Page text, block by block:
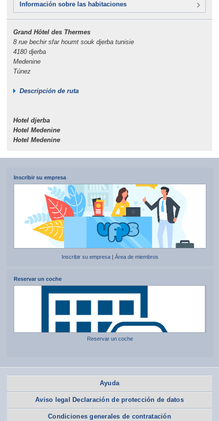
Información sobre las habitaciones
Grand Hôtel des Thermes
8 rue bechir sfar houmt souk djerba tunisie
4180 djerba
Medenine
Túnez
Descripción de ruta
Hotel djerba
Hotel Medenine
Hotel Medenine
Inscribir su empresa
Inscribir su empresa| Área de miembros
Reservar un coche
Reservar un coche
Ayuda
Aviso legal Declaración de protección de datos
Condiciones generales de contratación